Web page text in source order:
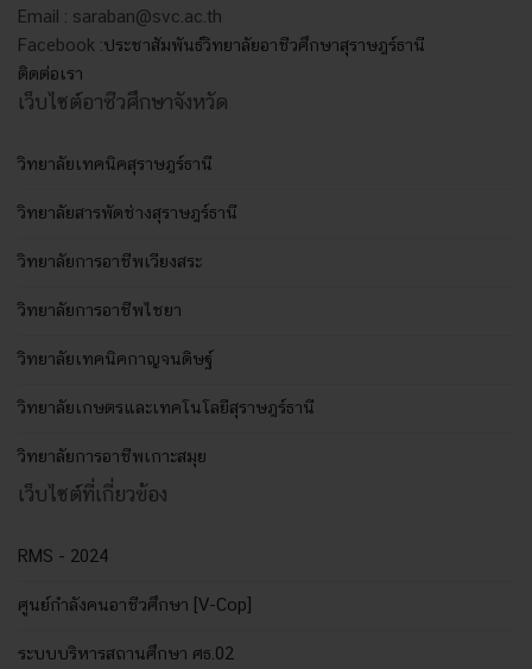
Email : saraban@svc.ac.th
Facebook :ประชาสัมพันธ์วิทยาลัยอาชีวศึกษาสุราษฎร์ธานี
ติดต่อเรา
เว็บไซต์อาชีวศึกษาจังหวัด
วิทยาลัยเทคนิคสุราษฎร์ธานี
วิทยาลัยสารพัดช่างสุราษฎร์ธานี
วิทยาลัยการอาชีพเวียงสระ
วิทยาลัยการอาชีพไชยา
วิทยาลัยเทคนิคกาญจนดิษฐ์
วิทยาลัยเกษตรและเทคโนโลยีสุราษฎร์ธานี
วิทยาลัยการอาชีพเกาะสมุย
เว็บไซต์ที่เกี่ยวข้อง
RMS - 2024
ศูนย์กำลังคนอาชีวศึกษา [V-Cop]
ระบบบริหารสถานศึกษา ศธ.02